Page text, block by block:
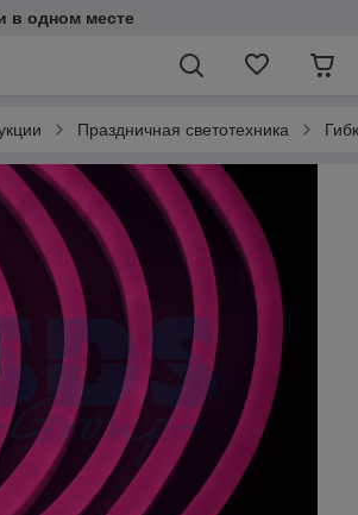
в одном месте
Праздничная светотехника